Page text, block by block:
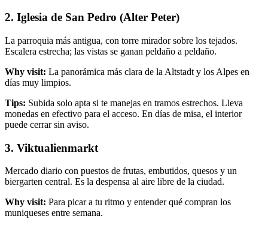
2. Iglesia de San Pedro (Alter Peter)
La parroquia más antigua, con torre mirador sobre los tejados.
Escalera estrecha; las vistas se ganan peldaño a peldaño.
Why visit: La panorámica más clara de la Altstadt y los Alpes en
días muy limpios.
Tips: Subida solo apta si te manejas en tramos estrechos. Lleva
monedas en efectivo para el acceso. En días de misa, el interior
puede cerrar sin aviso.
3. Viktualienmarkt
Mercado diario con puestos de frutas, embutidos, quesos y un
biergarten central. Es la despensa al aire libre de la ciudad.
Why visit: Para picar a tu ritmo y entender qué compran los
muniqueses entre semana.